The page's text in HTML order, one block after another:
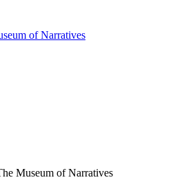
of Narratives
Museum of Narratives